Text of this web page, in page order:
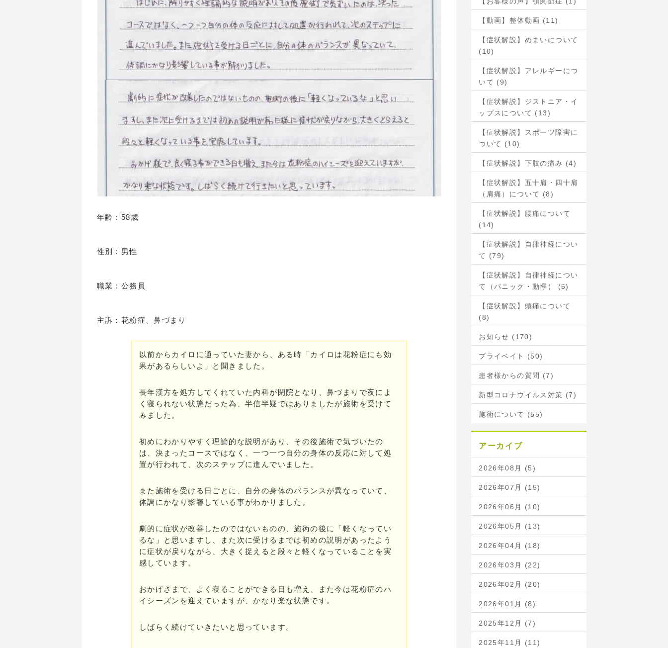
年齢：58歳
性別：男性
職業：公務員
主訴：花粉症、鼻づまり
以前からカイロに通っていた妻から、ある時「カイロは花粉症にも効
果があるらしいよ」と聞きました。
長年漢方を処方してくれていた内科が閉院となり、鼻づまりで夜によ
く寝られない状態だった為、半信半疑ではありましたが施術を受けて
みました。
初めにわかりやすく理論的な説明があり、その後施術で気づいたの
は、決まったコースではなく、一つ一つ自分の身体の反応に対して処
置が行われて、次のステップに進んでいました。
また施術を受ける日ごとに、自分の身体のバランスが異なっていて、
体調にかなり影響している事がわかりました。
劇的に症状が改善したのではないものの、施術の後に「軽くなってい
るな」と思いますし、また次に受けるまでは初めの説明があったよう
に症状が戻りながら、大きく捉えると段々と軽くなっていることを実
感しています。
おかげさまで、よく寝ることができる日も増え、また今は花粉症のハ
イシーズンを迎えていますが、かなり楽な状態です。
しばらく続けていきたいと思っています。
【動画】整体動画 (11)
【症状解説】めまいについて
(10)
【症状解説】アレルギーにつ
いて (9)
【症状解説】ジストニア・イ
ップスについて (13)
【症状解説】スポーツ障害に
ついて (10)
【症状解説】下肢の痛み (4)
【症状解説】五十肩・四十肩
（肩痛）について (8)
【症状解説】腰痛について
(14)
【症状解説】自律神経につい
て (79)
【症状解説】自律神経につい
て（パニック・動悸） (5)
【症状解説】頭痛について
(8)
お知らせ (170)
プライベイト (50)
患者様からの質問 (7)
新型コロナウイルス対策 (7)
施術について (55)
アーカイブ
2026年08月 (5)
2026年07月 (15)
2026年06月 (10)
2026年05月 (13)
2026年04月 (18)
2026年03月 (22)
2026年02月 (20)
2026年01月 (8)
2025年12月 (7)
2025年11月 (11)